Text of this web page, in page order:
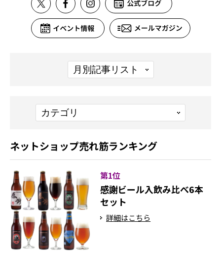
ネットショップ売れ筋ランキング
第1位
感謝ビール入飲み比べ6本
セット
詳細はこちら